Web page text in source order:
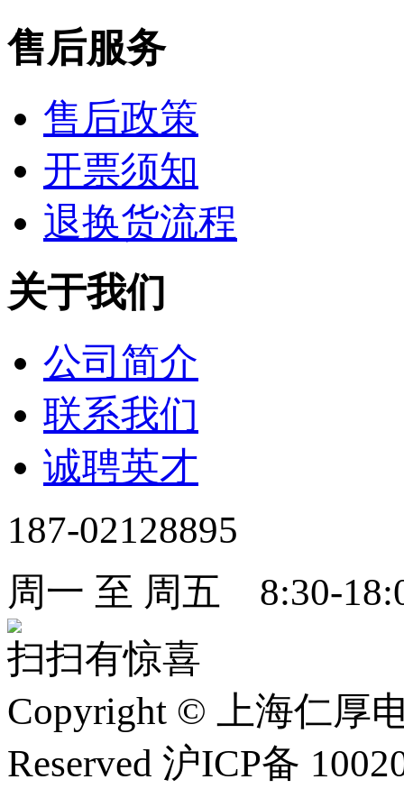
售后服务
售后政策
开票须知
退换货流程
关于我们
公司简介
联系我们
诚聘英才
187-02128895
周一 至 周五 8:30-
扫扫有惊喜
Copyright © 上海仁厚
Reserved 沪ICP备